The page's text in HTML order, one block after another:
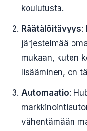
koulutusta.
Räätälöitävyys:
järjestelmää
mukaan, kuten
lisääminen, on
Automaatio:
vähentämään